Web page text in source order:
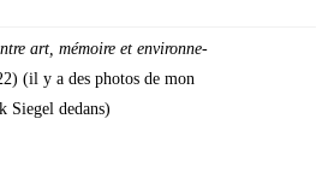
art, mémoire et envi­ron­ne­
(il y a des pho­tos de mon
Sie­gel dedans)